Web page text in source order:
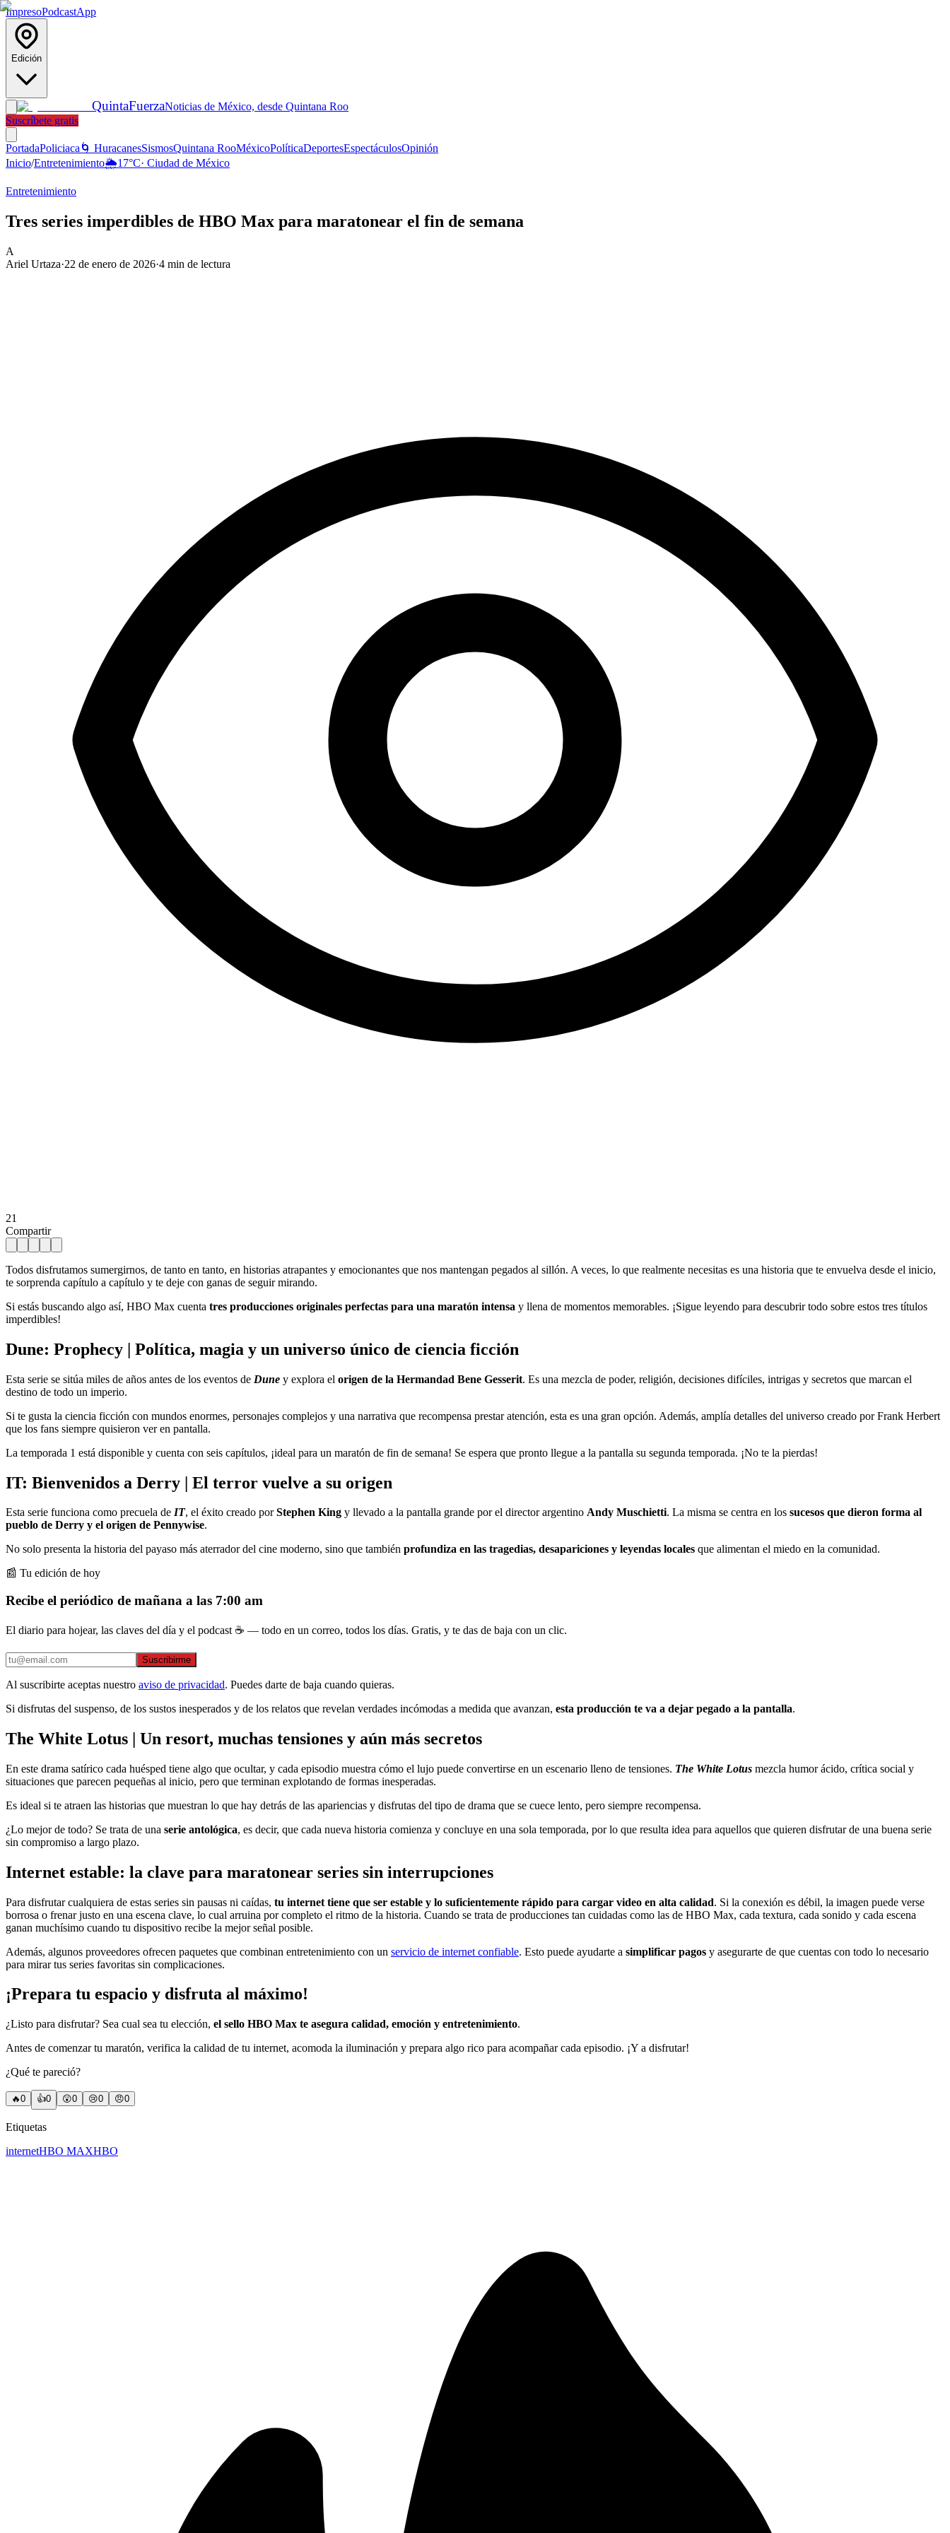
ImpresoPodcastApp
Edición
QuintaFuerzaNoticias de México, desde Quintana Roo
Suscríbete gratis
PortadaPoliciaca 🌀 HuracanesSismosQuintana RooMéxicoPolíticaDeportesEspectáculosOpinión
Inicio/Entretenimiento🌦️17°C· Ciudad de México
Entretenimiento
Tres series imperdibles de HBO Max para maratonear el fin de semana
A
Ariel Urtaza·22 de enero de 2026·4 min de lectura
21
Compartir
Todos disfrutamos sumergirnos, de tanto en tanto, en historias atrapantes y emocionantes que nos mantengan pegados al sillón. A veces, lo que realmente necesitas es una historia que te envuelva desde el inicio,
te sorprenda capítulo a capítulo y te deje con ganas de seguir mirando.
Si estás buscando algo así, HBO Max cuenta tres producciones originales perfectas para una maratón intensa y llena de momentos memorables. ¡Sigue leyendo para descubrir todo sobre estos tres títulos
imperdibles!
Dune: Prophecy | Política, magia y un universo único de ciencia ficción
Esta serie se sitúa miles de años antes de los eventos de Dune y explora el origen de la Hermandad Bene Gesserit. Es una mezcla de poder, religión, decisiones difíciles, intrigas y secretos que marcan el
destino de todo un imperio.
Si te gusta la ciencia ficción con mundos enormes, personajes complejos y una narrativa que recompensa prestar atención, esta es una gran opción. Además, amplía detalles del universo creado por Frank Herbert
que los fans siempre quisieron ver en pantalla.
La temporada 1 está disponible y cuenta con seis capítulos, ¡ideal para un maratón de fin de semana! Se espera que pronto llegue a la pantalla su segunda temporada. ¡No te la pierdas!
IT: Bienvenidos a Derry | El terror vuelve a su origen
Esta serie funciona como precuela de IT, el éxito creado porStephen King y llevado a la pantalla grande por el director argentino Andy Muschietti. La misma se centra en los sucesos que dieron forma al
pueblo de Derry y el origen de Pennywise.
No solo presenta la historia del payaso más aterrador del cine moderno, sino que también profundiza en las tragedias, desapariciones y leyendas locales que alimentan el miedo en la comunidad.
📰 Tu edición de hoy
Recibe el periódico de mañana a las 7:00 am
El diario para hojear, las claves del día y el podcast ☕ — todo en un correo, todos los días. Gratis, y te das de baja con un clic.
Suscribirme
Al suscribirte aceptas nuestro aviso de privacidad. Puedes darte de baja cuando quieras.
Si disfrutas del suspenso, de los sustos inesperados y de los relatos que revelan verdades incómodas a medida que avanzan, esta producción te va a dejar pegado a la pantalla.
The White Lotus | Un resort, muchas tensiones y aún más secretos
En este drama satírico cada huésped tiene algo que ocultar, y cada episodio muestra cómo el lujo puede convertirse en un escenario lleno de tensiones. The White Lotus mezcla humor ácido, crítica social y
situaciones que parecen pequeñas al inicio, pero que terminan explotando de formas inesperadas.
Es ideal si te atraen las historias que muestran lo que hay detrás de las apariencias y disfrutas del tipo de drama que se cuece lento, pero siempre recompensa.
¿Lo mejor de todo? Se trata de una serie antológica, es decir, que cada nueva historia comienza y concluye en una sola temporada, por lo que resulta idea para aquellos que quieren disfrutar de una buena serie
sin compromiso a largo plazo.
Internet estable: la clave para maratonear series sin interrupciones
Para disfrutar cualquiera de estas series sin pausas ni caídas, tu internet tiene que ser estable y lo suficientemente rápido para cargar video en alta calidad. Si la conexión es débil, la imagen puede verse
borrosa o frenar justo en una escena clave, lo cual arruina por completo el ritmo de la historia. Cuando se trata de producciones tan cuidadas como las de HBO Max, cada textura, cada sonido y cada escena
ganan muchísimo cuando tu dispositivo recibe la mejor señal posible.
Además, algunos proveedores ofrecen paquetes que combinan entretenimiento con un servicio de internet confiable. Esto puede ayudarte a simplificar pagos y asegurarte de que cuentas con todo lo necesario
para mirar tus series favoritas sin complicaciones.
¡Prepara tu espacio y disfruta al máximo!
¿Listo para disfrutar? Sea cual sea tu elección, el sello HBO Max te asegura calidad, emoción y entretenimiento.
Antes de comenzar tu maratón, verifica la calidad de tu internet, acomoda la iluminación y prepara algo rico para acompañar cada episodio. ¡Y a disfrutar!
¿Qué te pareció?
🔥0 👍0 😲0 😢0 😠0
Etiquetas
internetHBO MAXHBO